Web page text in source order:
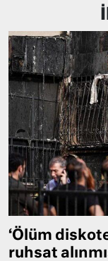
‘Ölüm
ruhsat